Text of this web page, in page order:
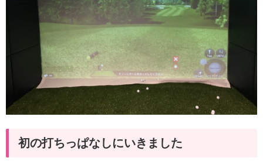
初の打ちっぱなしにいきました